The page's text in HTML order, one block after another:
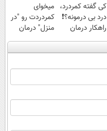
کی گفته کمردرد،
درد بی درمونه؟❗
راهکار درمان
+پرسشنامه
میخوای
کمردردت رو "در
منزل" درمان
کنی؟ (◂فیلم +